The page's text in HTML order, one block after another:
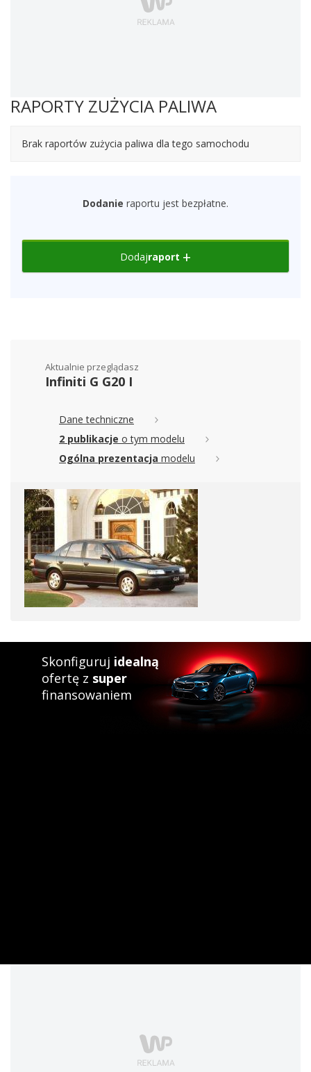
RAPORTY ZUŻYCIA PALIWA
Brak raportów zużycia paliwa dla tego samochodu
Dodanie raportu jest bezpłatne.
Dodajraport
Aktualnie przeglądasz
Infiniti G G20 I
Dane techniczne
2 publikacje o tym modelu
Ogólna prezentacja modelu
Skonfiguruj idealną
ofertę z super
finansowaniem